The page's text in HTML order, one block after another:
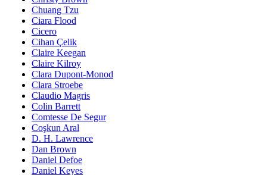
Chuang Tzu
Ciara Flood
Cicero
Cihan Çelik
Claire Keegan
Claire Kilroy
Clara Dupont-Monod
Clara Stroebe
Claudio Magris
Colin Barrett
Comtesse De Segur
Coşkun Aral
D. H. Lawrence
Dan Brown
Daniel Defoe
Daniel Keyes